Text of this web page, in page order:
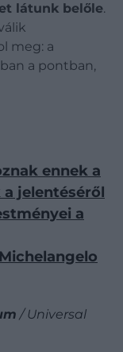
látunk belőle.
meg: a
a pontban,
ennek a
jelentéséről
a
/ Universal